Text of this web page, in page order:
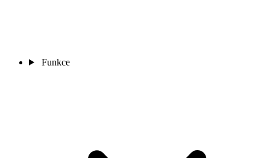
Funkce